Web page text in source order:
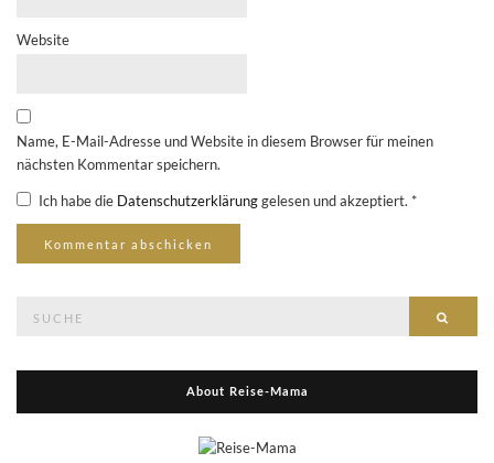
Website
Name, E-Mail-Adresse und Website in diesem Browser für meinen
nächsten Kommentar speichern.
Ich habe die Datenschutzerklärunggelesen und akzeptiert. *
About Reise-Mama